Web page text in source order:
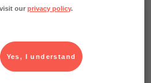
matnyttiga artiklar och
kampanjer.
ourprivacy policy.
Yes, I understand